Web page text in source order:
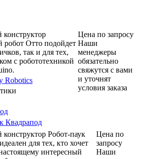
Отто подойдет
так и для тех,
с робототехникой
Robotics
Цена по запросу
Наши
менеджеры
обязательно
свяжутся с вами
и уточнят
условия заказа
Квадрапод
Робот-паук
для тех, кто хочет
интересный
Цена по
запросу
Наши